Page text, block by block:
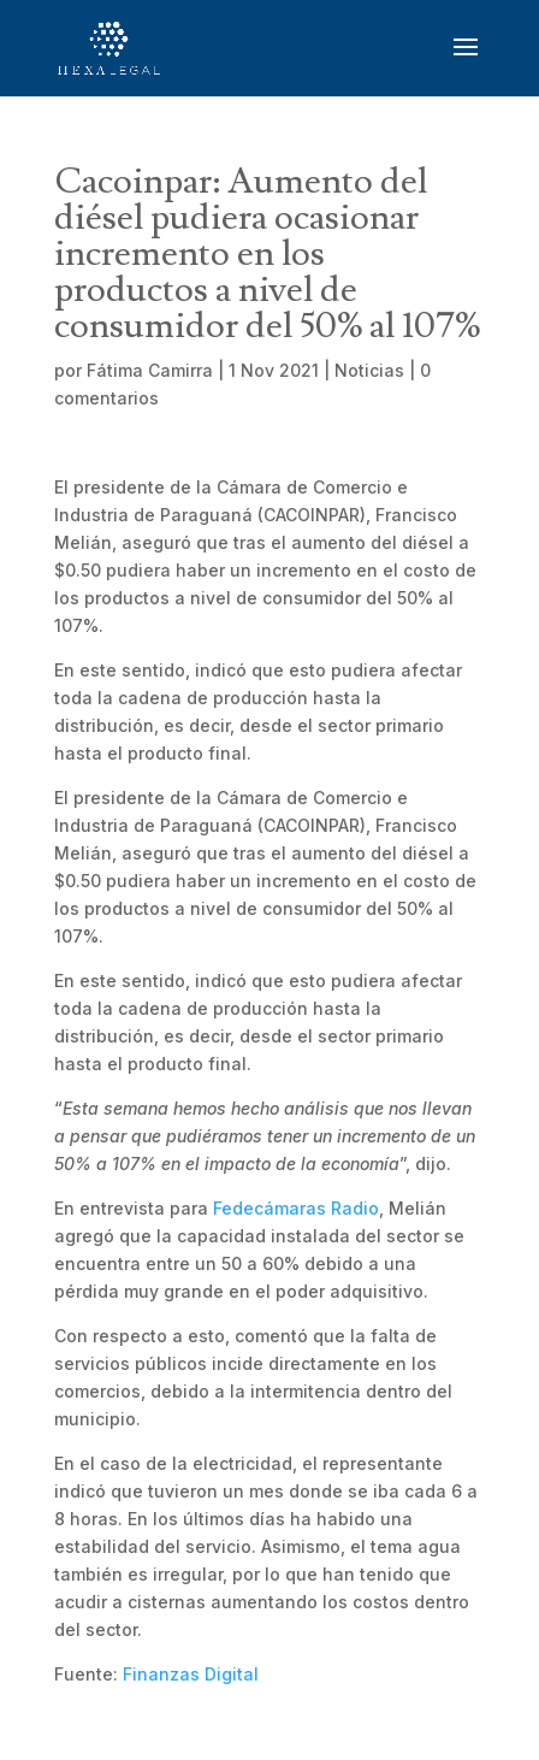
Cacoinpar: Aumento del
diésel pudiera ocasionar
incremento en los
productos a nivel de
consumidor del 50% al 107%
por Fátima Camirra 1 Nov 2021 Noticias
0
comentarios
El presidente de la Cámara de Comercio e
Industria de Paraguaná (CACOINPAR), Francisco
Melián, aseguró que tras el aumento del diésel a
$0.50 pudiera haber un incremento en el costo de
los productos a nivel de consumidor del 50% al
107%.
En este sentido, indicó que esto pudiera afectar
toda la cadena de producción hasta la
distribución, es decir, desde el sector primario
hasta el producto final.
El presidente de la Cámara de Comercio e
Industria de Paraguaná (CACOINPAR), Francisco
Melián, aseguró que tras el aumento del diésel a
$0.50 pudiera haber un incremento en el costo de
los productos a nivel de consumidor del 50% al
107%.
En este sentido, indicó que esto pudiera afectar
toda la cadena de producción hasta la
distribución, es decir, desde el sector primario
hasta el producto final.
“Esta semana hemos hecho análisis que nos llevan
a pensar que pudiéramos tener un incremento de un
50% a 107% en el impacto de la economía”, dijo.
En entrevista para Fedecámaras Radio , Melián
agregó que la capacidad instalada del sector se
encuentra entre un 50 a 60% debido a una
pérdida muy grande en el poder adquisitivo.
Con respecto a esto, comentó que la falta de
servicios públicos incide directamente en los
comercios, debido a la intermitencia dentro del
municipio.
En el caso de la electricidad, el representante
indicó que tuvieron un mes donde se iba cada 6 a
8 horas. En los últimos días ha habido una
estabilidad del servicio. Asimismo, el tema agua
también es irregular, por lo que han tenido que
acudir a cisternas aumentando los costos dentro
del sector.
Fuente: Finanzas Digital